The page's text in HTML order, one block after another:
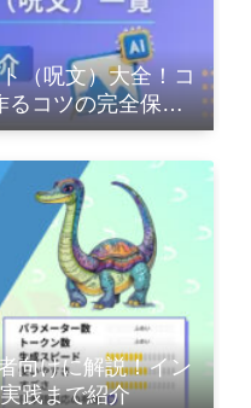
（呪文）大全！コ
るコツの完全保存
向けに解説！イン
践まで紹介